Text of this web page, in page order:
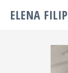
ELENA FILIP